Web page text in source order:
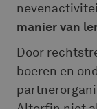
manier van
Door
boeren en